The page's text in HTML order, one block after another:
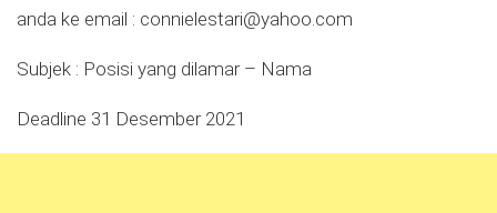
anda ke email : connielestari@yahoo.com
Subjek : Posisi yang dilamar – Nama
Deadline 31 Desember 2021